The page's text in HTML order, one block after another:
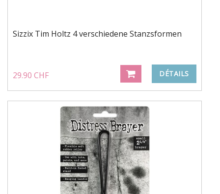
Sizzix Tim Holtz 4 verschiedene Stanzsformen
29.90 CHF DÉTAILS